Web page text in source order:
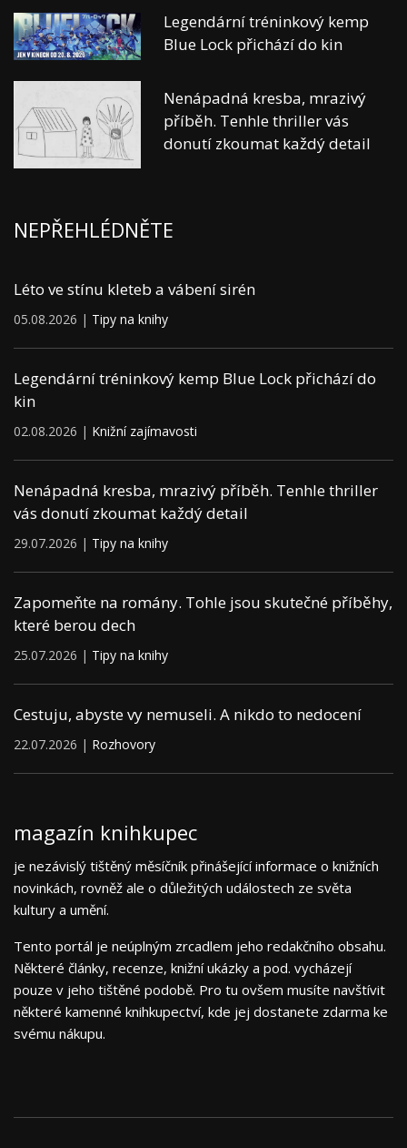
Legendární tréninkový kemp
Blue Lock přichází do kin
Nenápadná kresba, mrazivý
příběh. Tenhle thriller vás
donutí zkoumat každý detail
NEPŘEHLÉDNĚTE
Léto ve stínu kleteb a vábení sirén
05.08.2026 | Tipy na knihy
Legendární tréninkový kemp Blue Lock přichází do
kin
02.08.2026 | Knižní zajímavosti
Nenápadná kresba, mrazivý příběh. Tenhle thriller
vás donutí zkoumat každý detail
29.07.2026 | Tipy na knihy
Zapomeňte na romány. Tohle jsou skutečné příběhy,
které berou dech
25.07.2026 | Tipy na knihy
Cestuju, abyste vy nemuseli. A nikdo to nedocení
22.07.2026 | Rozhovory
magazín knihkupec
je nezávislý tištěný měsíčník přinášející informace o knižních
novinkách, rovněž ale o důležitých událostech ze světa
kultury a umění.
Tento portál je neúplným zrcadlem jeho redakčního obsahu.
Některé články, recenze, knižní ukázky a pod. vycházejí
pouze v jeho tištěné podobě. Pro tu ovšem musíte navštívit
některé kamenné knihkupectví, kde jej dostanete zdarma ke
svému nákupu.